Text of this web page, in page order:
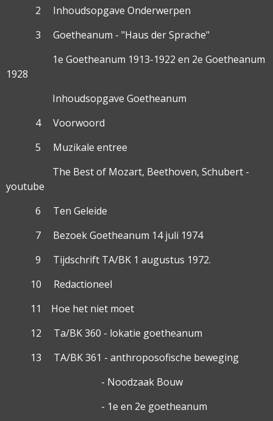
2 Inhoudsopgave Onderwerpen
3 Goetheanum - "Haus der Sprache"
1e Goetheanum 1913-1922 en 2e Goetheanum
1928
Inhoudsopgave Goetheanum
4 Voorwoord
5 Muzikale entree
The Best of Mozart, Beethoven, Schubert -
youtube
6 Ten Geleide
7 Bezoek Goetheanum 14 juli 1974
9 Tijdschrift TA/BK 1 augustus 1972.
10 Redactioneel
11 Hoe het niet moet
12 Ta/BK 360 - lokatie goetheanum
13 TA/BK 361 - anthroposofische beweging
- Noodzaak Bouw
- 1e en 2e goetheanum